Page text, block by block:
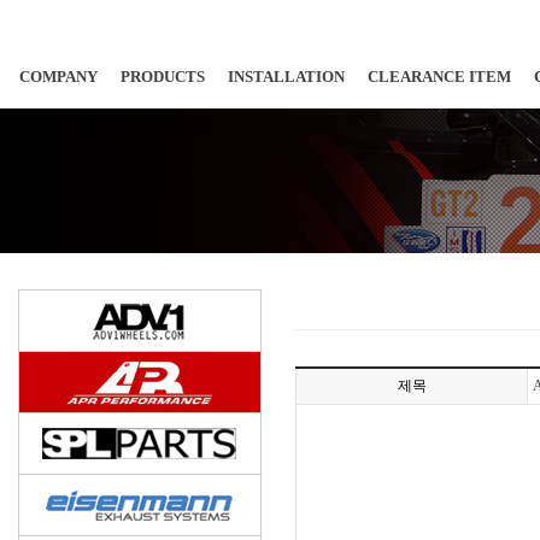
COMPANY PRODUCTS INSTALLATION CLEARANCE ITEM
제목